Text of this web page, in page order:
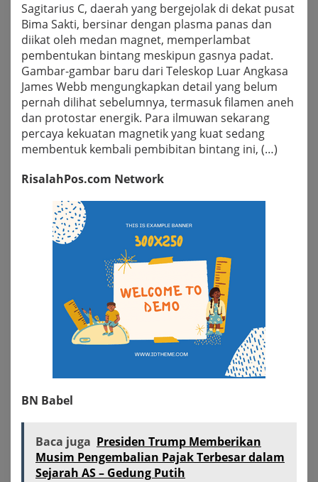
Sagitarius C, daerah yang bergejolak di dekat pusat
Bima Sakti, bersinar dengan plasma panas dan
diikat oleh medan magnet, memperlambat
pembentukan bintang meskipun gasnya padat.
Gambar-gambar baru dari Teleskop Luar Angkasa
James Webb mengungkapkan detail yang belum
pernah dilihat sebelumnya, termasuk filamen aneh
dan protostar energik. Para ilmuwan sekarang
percaya kekuatan magnetik yang kuat sedang
membentuk kembali pembibitan bintang ini, (…)
RisalahPos.com Network
BN Babel
Baca juga Presiden Trump Memberikan
Musim Pengembalian Pajak Terbesar dalam
Sejarah AS – Gedung Putih